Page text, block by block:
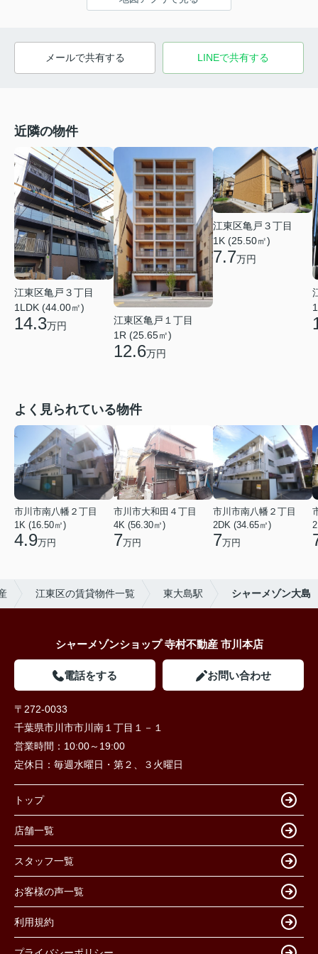
メールで共有する LINEで共有する
近隣の物件
江東区亀戸３丁目
1LDK (44.00㎡)
14.3万円
江東区亀戸１丁目
1R (25.65㎡)
12.6万円
江東区亀戸３丁目
1K (25.50㎡)
7.7万円
よく見られている物件
市川市南八幡２丁目
1K (16.50㎡)
4.9万円
市川市大和田４丁目
4K (56.30㎡)
7万円
市川市南八幡２丁目
2DK (34.65㎡)
7万円
江東区の賃貸物件一覧 東大島駅 シャーメゾン大島
シャーメゾンショップ 寺村不動産 市川本店
電話をする お問い合わせ
〒272-0033
千葉県市川市市川南１丁目１－１
営業時間： 10:00～19:00
定休日： 毎週水曜日・第２、３火曜日
トップ
店舗一覧
スタッフ一覧
お客様の声一覧
利用規約